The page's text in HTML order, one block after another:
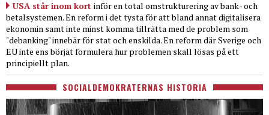
USA står inom kort inför en total omstrukturering av bank- och
betalsystemen. En reform i det tysta för att bland annat digitalisera
ekonomin samt inte minst komma tillrätta med de problem som
"debanking" innebär för stat och enskilda. En reform där Sverige och
EU inte ens börjat formulera hur problemen skall lösas på ett
principiellt plan.
SOCIALDEMOKRATERNAS HISTORIA